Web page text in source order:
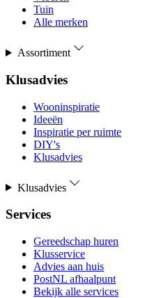
Tuin
Alle merken
Assortiment
Klusadvies
Wooninspiratie
Ideeën
Inspiratie per ruimte
DIY's
Klusadvies
Klusadvies
Services
Gereedschap huren
Klusservice
Advies aan huis
PostNL afhaalpunt
Bekijk alle services